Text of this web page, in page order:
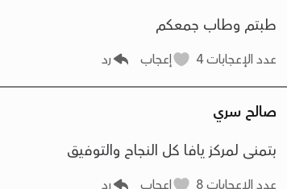
طبتم وطاب جمعكم
عدد الإعجابات إعجاب رد
صالح سري
بتمنى لمركز يافا كل النجاح والتوفيق